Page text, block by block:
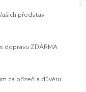
představ
dopravu ZDARMA
za přízeň a důvěru